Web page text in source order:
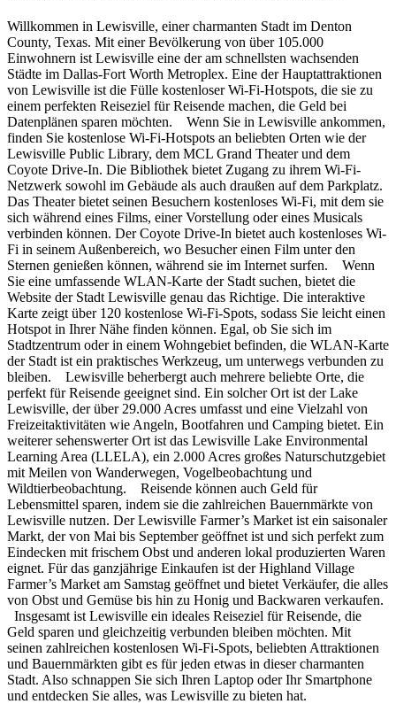
Willkommen in Lewisville, einer charmanten Stadt im Denton
County, Texas. Mit einer Bevölkerung von über 105.000
Einwohnern ist Lewisville eine der am schnellsten wachsenden
Städte im Dallas-Fort Worth Metroplex. Eine der Hauptattraktionen
von Lewisville ist die Fülle kostenloser Wi-Fi-Hotspots, die sie zu
einem perfekten Reiseziel für Reisende machen, die Geld bei
Datenplänen sparen möchten. Wenn Sie in Lewisville ankommen,
finden Sie kostenlose Wi-Fi-Hotspots an beliebten Orten wie der
Lewisville Public Library, dem MCL Grand Theater und dem
Coyote Drive-In. Die Bibliothek bietet Zugang zu ihrem Wi-Fi-
Netzwerk sowohl im Gebäude als auch draußen auf dem Parkplatz.
Das Theater bietet seinen Besuchern kostenloses Wi-Fi, mit dem sie
sich während eines Films, einer Vorstellung oder eines Musicals
verbinden können. Der Coyote Drive-In bietet auch kostenloses Wi-
Fi in seinem Außenbereich, wo Besucher einen Film unter den
Sternen genießen können, während sie im Internet surfen. Wenn
Sie eine umfassende WLAN-Karte der Stadt suchen, bietet die
Website der Stadt Lewisville genau das Richtige. Die interaktive
Karte zeigt über 120 kostenlose Wi-Fi-Spots, sodass Sie leicht einen
Hotspot in Ihrer Nähe finden können. Egal, ob Sie sich im
Stadtzentrum oder in einem Wohngebiet befinden, die WLAN-Karte
der Stadt ist ein praktisches Werkzeug, um unterwegs verbunden zu
bleiben. Lewisville beherbergt auch mehrere beliebte Orte, die
perfekt für Reisende geeignet sind. Ein solcher Ort ist der Lake
Lewisville, der über 29.000 Acres umfasst und eine Vielzahl von
Freizeitaktivitäten wie Angeln, Bootfahren und Camping bietet. Ein
weiterer sehenswerter Ort ist das Lewisville Lake Environmental
Learning Area (LLELA), ein 2.000 Acres großes Naturschutzgebiet
mit Meilen von Wanderwegen, Vogelbeobachtung und
Wildtierbeobachtung. Reisende können auch Geld für
Lebensmittel sparen, indem sie die zahlreichen Bauernmärkte von
Lewisville nutzen. Der Lewisville Farmer’s Market ist ein saisonaler
Markt, der von Mai bis September geöffnet ist und sich perfekt zum
Eindecken mit frischem Obst und anderen lokal produzierten Waren
eignet. Für das ganzjährige Einkaufen ist der Highland Village
Farmer’s Market am Samstag geöffnet und bietet Verkäufer, die alles
von Obst und Gemüse bis hin zu Honig und Backwaren verkaufen.
Insgesamt ist Lewisville ein ideales Reiseziel für Reisende, die
Geld sparen und gleichzeitig verbunden bleiben möchten. Mit
seinen zahlreichen kostenlosen Wi-Fi-Spots, beliebten Attraktionen
und Bauernmärkten gibt es für jeden etwas in dieser charmanten
Stadt. Also schnappen Sie sich Ihren Laptop oder Ihr Smartphone
und entdecken Sie alles, was Lewisville zu bieten hat.